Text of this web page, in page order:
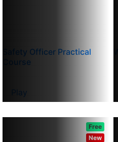
Safety Officer Practical
Course
Play
Free
New